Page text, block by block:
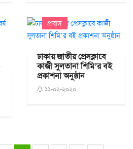
প্রবাস
ঢাকায় জাতীয় প্রেসক্লাবে
কাজী সুলতানা শিমি’র বই
প্রকাশনা অনুষ্ঠান
১১-০২-২০২০